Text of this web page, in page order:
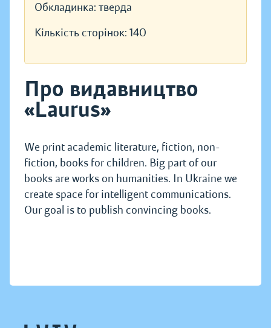
Обкладинка: тверда
Кількість сторінок: 140
Про видавництво
«Laurus»
We print academic literature, fiction, non-
fiction, books for children. Big part of our
books are works on humanities. In Ukraine we
create space for intelligent communications.
Our goal is to publish convincing books.